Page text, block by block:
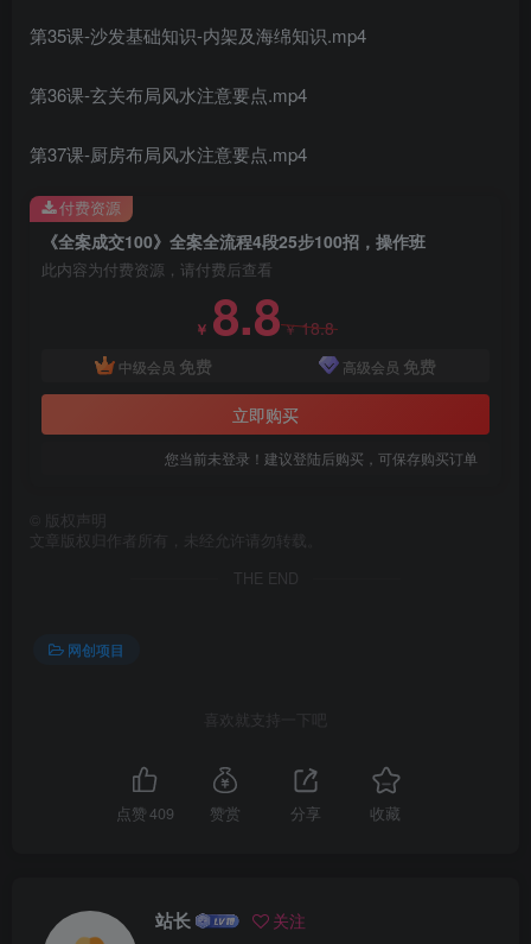
第35课-沙发基础知识-内架及海绵知识.mp4
第36课-玄关布局风水注意要点.mp4
第37课-厨房布局风水注意要点.mp4
《全案成交100》全案全流程4段25步100招，操作班
此内容为付费资源，请付费后查看
￥ 8.8￥18.8
中级会员 免费 高级会员 免费
立即购买
您当前未登录！建议登陆后购买，可保存购买订单
付费资源
版权声明
文章版权归作者所有，未经允许请勿转载。
THE END
网创项目
喜欢就支持一下吧
点赞409 赞赏 分享 收藏
站长 关注